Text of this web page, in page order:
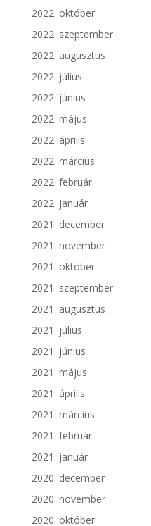
2022. október
2022. szeptember
2022. augusztus
2022. július
2022. június
2022. május
2022. április
2022. március
2022. február
2022. január
2021. december
2021. november
2021. október
2021. szeptember
2021. augusztus
2021. július
2021. június
2021. május
2021. április
2021. március
2021. február
2021. január
2020. december
2020. november
2020. október